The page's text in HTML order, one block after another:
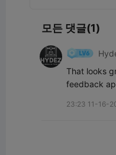
모든 댓글(1)
That looks
feedback
23:23 11-16-